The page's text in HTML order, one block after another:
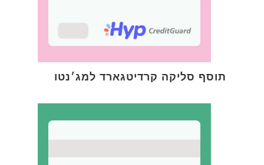
תוסף סליקה קרדיטגארד למג׳נטו